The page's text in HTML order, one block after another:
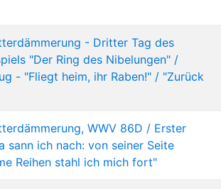
- Dritter Tag des
"Der Ring des Nibelungen" /
- "Fliegt heim, ihr Raben!" / "Zurück
WWV 86D / Erster
sann ich nach: von seiner Seite
Reihen stahl ich mich fort"